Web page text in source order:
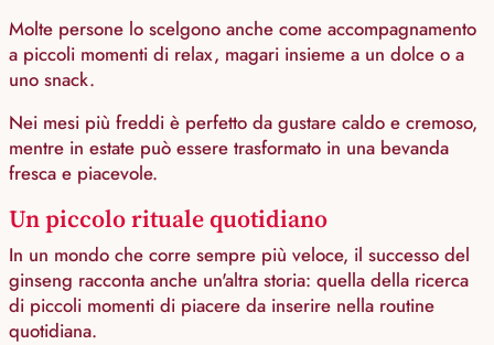
Molte persone lo scelgono anche come accompagnamento
a piccoli momenti di relax, magari insieme a un dolce o a
uno snack.
Nei mesi più freddi è perfetto da gustare caldo e cremoso,
mentre in estate può essere trasformato in una bevanda
fresca e piacevole.
Un piccolo rituale quotidiano
In un mondo che corre sempre più veloce, il successo del
ginseng racconta anche un'altra storia: quella della ricerca
di piccoli momenti di piacere da inserire nella routine
quotidiana.